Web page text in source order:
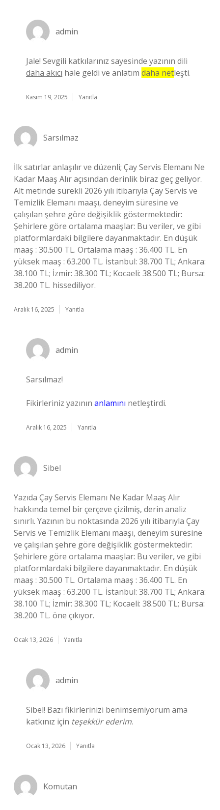
admin
Jale! Sevgili katkılarınız sayesinde yazının dili
daha akıcı hale geldi ve anlatım daha netleşti.
Kasım 19, 2025 Yanıtla
Sarsılmaz
İlk satırlar anlaşılır ve düzenli; Çay Servis Elemanı Ne
Kadar Maaş Alır açısından derinlik biraz geç geliyor.
Alt metinde sürekli 2026 yılı itibarıyla Çay Servis ve
Temizlik Elemanı maaşı, deneyim süresine ve
çalışılan şehre göre değişiklik göstermektedir:
Şehirlere göre ortalama maaşlar: Bu veriler, ve gibi
platformlardaki bilgilere dayanmaktadır. En düşük
maaş : 30.500 TL. Ortalama maaş : 36.400 TL. En
yüksek maaş : 63.200 TL. İstanbul: 38.700 TL; Ankara:
38.100 TL; İzmir: 38.300 TL; Kocaeli: 38.500 TL; Bursa:
38.200 TL. hissediliyor.
Aralık 16, 2025 Yanıtla
admin
Sarsılmaz!
Fikirleriniz yazının anlamını netleştirdi.
Aralık 16, 2025 Yanıtla
Sibel
Yazıda Çay Servis Elemanı Ne Kadar Maaş Alır
hakkında temel bir çerçeve çizilmiş, derin analiz
sınırlı. Yazının bu noktasında 2026 yılı itibarıyla Çay
Servis ve Temizlik Elemanı maaşı, deneyim süresine
ve çalışılan şehre göre değişiklik göstermektedir:
Şehirlere göre ortalama maaşlar: Bu veriler, ve gibi
platformlardaki bilgilere dayanmaktadır. En düşük
maaş : 30.500 TL. Ortalama maaş : 36.400 TL. En
yüksek maaş : 63.200 TL. İstanbul: 38.700 TL; Ankara:
38.100 TL; İzmir: 38.300 TL; Kocaeli: 38.500 TL; Bursa:
38.200 TL. öne çıkıyor.
Ocak 13, 2026 Yanıtla
admin
Sibel! Bazı fikirlerinizi benimsemiyorum ama
katkınız için teşekkür ederim.
Ocak 13, 2026 Yanıtla
Komutan